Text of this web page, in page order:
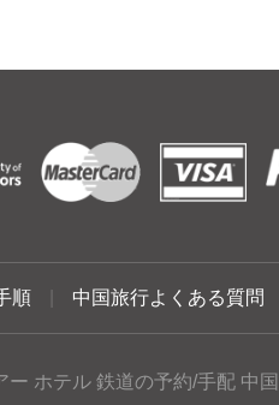
順 中国旅行よくある質問
ホテル 鉄道の予約/手配 中